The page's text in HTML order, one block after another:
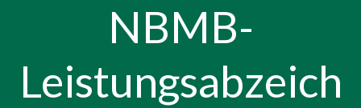
NBMB-
Leistungsabzeich